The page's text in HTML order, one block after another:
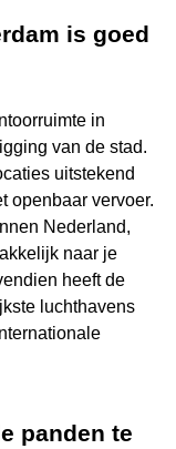
is goed
in
van de stad.
uitstekend
openbaar vervoer.
Nederland,
naar je
heeft de
luchthavens
panden te